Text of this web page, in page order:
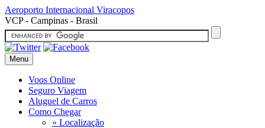
Aeroporto Internacional Viracopos
VCP - Campinas - Brasil
Menu
Voos Online
Seguro Viagem
Aluguel de Carros
Como Chegar
» Localização